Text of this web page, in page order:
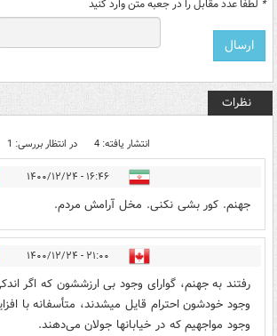
* لطفا عدد مقابل را در جعبه متن وارد کنید
نظرات
انتشار یافته: 4 در انتظار بررسی: 1
۱۶:۴۶ - ۱۴۰۰/۱۲/۲۴
جهنم. کور بشی نکنی. مخل آرامش مردم.
۲۱:۰۰ - ۱۴۰۰/۱۲/۲۴
رفتند به جهنم، گوارای وجود بی ارزششون که اگر
وجود خودشون احترام قایل میشدند، متأسفانه با
وجود مواجهیم که در خیابانها جولان می‌دهند.